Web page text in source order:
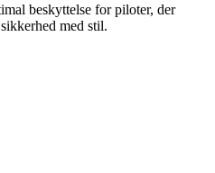
beskyttelse for piloter, der
med stil.